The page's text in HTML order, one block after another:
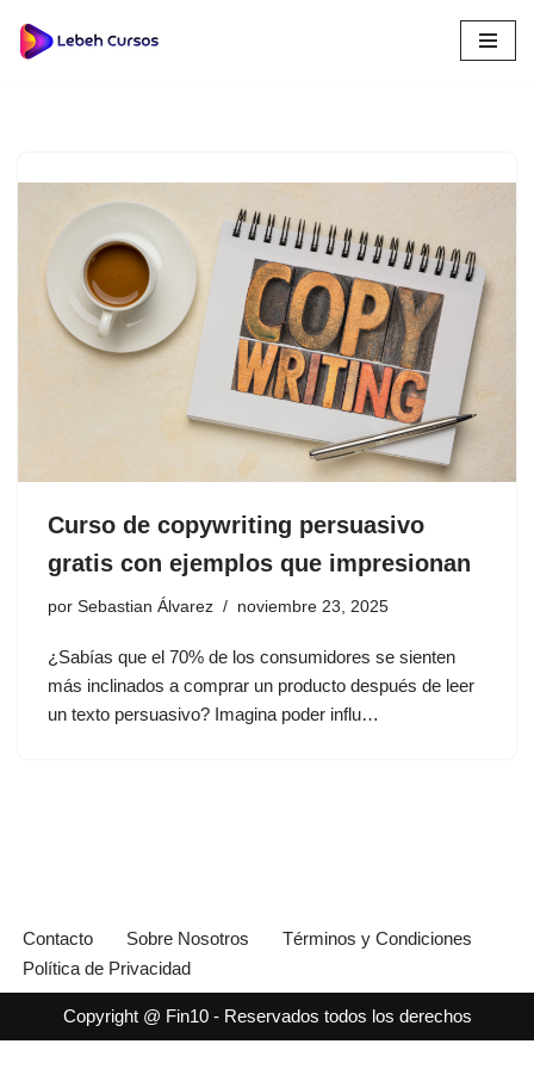
Saltar
Curso de copywriting persuasivo
gratis con ejemplos que impresionan
por Sebastian Álvarez noviembre 23, 2025
¿Sabías que el 70% de los consumidores se sienten
más inclinados a comprar un producto después de leer
un texto persuasivo? Imagina poder influ…
Contacto Sobre Nosotros
Términos y Condiciones
Política de Privacidad
Copyright @ Fin10 - Reservados todos los derechos